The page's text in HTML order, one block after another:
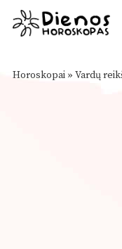
Horoskopai » Vardų